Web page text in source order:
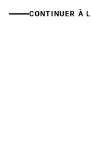
CONTINUER À